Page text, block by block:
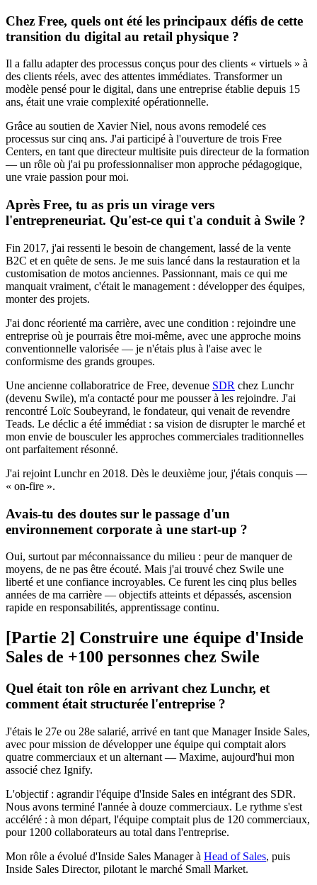
Chez Free, quels ont été les principaux défis de cette
transition du digital au retail physique ?
Il a fallu adapter des processus conçus pour des clients « virtuels » à
des clients réels, avec des attentes immédiates. Transformer un
modèle pensé pour le digital, dans une entreprise établie depuis 15
ans, était une vraie complexité opérationnelle.
Grâce au soutien de Xavier Niel, nous avons remodelé ces
processus sur cinq ans. J'ai participé à l'ouverture de trois Free
Centers, en tant que directeur multisite puis directeur de la formation
— un rôle où j'ai pu professionnaliser mon approche pédagogique,
une vraie passion pour moi.
Après Free, tu as pris un virage vers
l'entrepreneuriat. Qu'est-ce qui t'a conduit à Swile ?
Fin 2017, j'ai ressenti le besoin de changement, lassé de la vente
B2C et en quête de sens. Je me suis lancé dans la restauration et la
customisation de motos anciennes. Passionnant, mais ce qui me
manquait vraiment, c'était le management : développer des équipes,
monter des projets.
J'ai donc réorienté ma carrière, avec une condition : rejoindre une
entreprise où je pourrais être moi-même, avec une approche moins
conventionnelle valorisée — je n'étais plus à l'aise avec le
conformisme des grands groupes.
Une ancienne collaboratrice de Free, devenue SDR chez Lunchr
(devenu Swile), m'a contacté pour me pousser à les rejoindre. J'ai
rencontré Loïc Soubeyrand, le fondateur, qui venait de revendre
Teads. Le déclic a été immédiat : sa vision de disrupter le marché et
mon envie de bousculer les approches commerciales traditionnelles
ont parfaitement résonné.
J'ai rejoint Lunchr en 2018. Dès le deuxième jour, j'étais conquis —
« on-fire ».
Avais-tu des doutes sur le passage d'un
environnement corporate à une start-up ?
Oui, surtout par méconnaissance du milieu : peur de manquer de
moyens, de ne pas être écouté. Mais j'ai trouvé chez Swile une
liberté et une confiance incroyables. Ce furent les cinq plus belles
années de ma carrière — objectifs atteints et dépassés, ascension
rapide en responsabilités, apprentissage continu.
[Partie 2] Construire une équipe d'Inside
Sales de +100 personnes chez Swile
Quel était ton rôle en arrivant chez Lunchr, et
comment était structurée l'entreprise ?
J'étais le 27e ou 28e salarié, arrivé en tant que Manager Inside Sales,
avec pour mission de développer une équipe qui comptait alors
quatre commerciaux et un alternant — Maxime, aujourd'hui mon
associé chez Ignify.
L'objectif : agrandir l'équipe d'Inside Sales en intégrant des SDR.
Nous avons terminé l'année à douze commerciaux. Le rythme s'est
accéléré : à mon départ, l'équipe comptait plus de 120 commerciaux,
pour 1200 collaborateurs au total dans l'entreprise.
Mon rôle a évolué d'Inside Sales Manager à Head of Sales, puis
Inside Sales Director, pilotant le marché Small Market.